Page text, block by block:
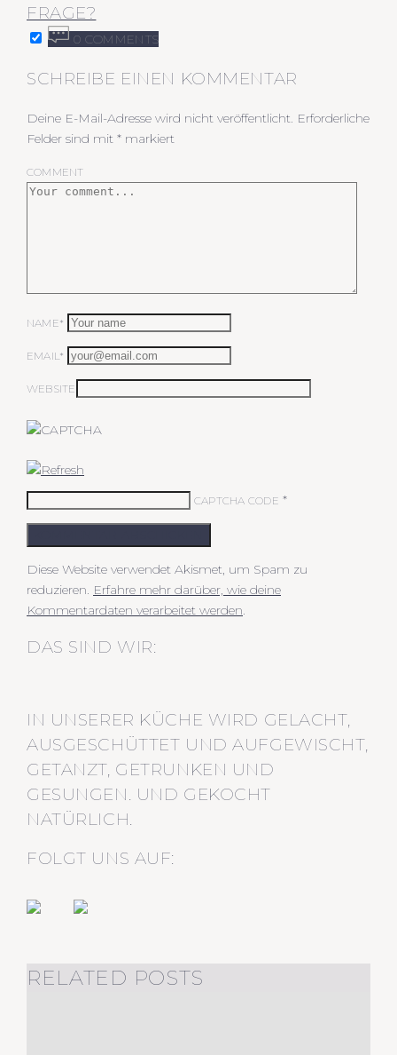
FRAGE?
0 COMMENTS
SCHREIBE EINEN KOMMENTAR
Deine E-Mail-Adresse wird nicht veröffentlicht. Erforderliche
Felder sind mit * markiert
COMMENT
NAME*
EMAIL*
WEBSITE
CAPTCHA CODE *
Diese Website verwendet Akismet, um Spam zu
reduzieren. Erfahre mehr darüber, wie deine
Kommentardaten verarbeitet werden.
DAS SIND WIR:
IN UNSERER KÜCHE WIRD GELACHT,
AUSGESCHÜTTET UND AUFGEWISCHT,
GETANZT, GETRUNKEN UND
GESUNGEN. UND GEKOCHT
NATÜRLICH.
FOLGT UNS AUF:
RELATED POSTS